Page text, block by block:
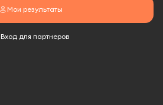
Мои результаты
Вход для партнеров